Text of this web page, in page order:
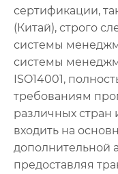
сертификации,
(Китай), строго
системы
системы
ISO14001,
требованиям
различных стран
входить на
дополнительной
предоставляя